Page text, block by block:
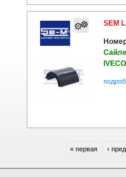
SEM
IVECO
« первая ‹